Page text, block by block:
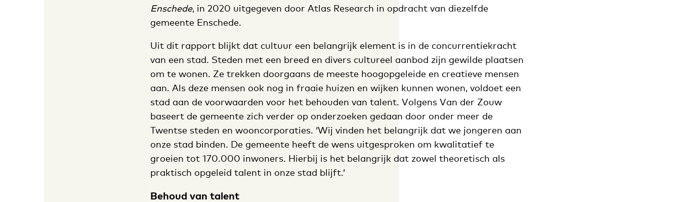
Enschede, in 2020 uitgegeven door Atlas Research in opdracht van diezelfde
gemeente Enschede.
Uit dit rapport blijkt dat cultuur een belangrijk element is in de concurrentiekracht
van een stad. Steden met een breed en divers cultureel aanbod zijn gewilde plaatsen
om te wonen. Ze trekken doorgaans de meeste hoogopgeleide en creatieve mensen
aan. Als deze mensen ook nog in fraaie huizen en wijken kunnen wonen, voldoet een
stad aan de voorwaarden voor het behouden van talent. Volgens Van der Zouw
baseert de gemeente zich verder op onderzoeken gedaan door onder meer de
Twentse steden en wooncorporaties. ‘Wij vinden het belangrijk dat we jongeren aan
onze stad binden. De gemeente heeft de wens uitgesproken om kwalitatief te
groeien tot 170.000 inwoners. Hierbij is het belangrijk dat zowel theoretisch als
praktisch opgeleid talent in onze stad blijft.’
Behoud van talent